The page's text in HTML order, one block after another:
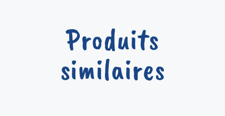
Produits
similaires